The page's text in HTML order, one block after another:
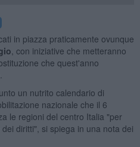
in piazza praticamente ovunque
, con iniziative che metteranno
che quest'anno
un nutrito calendario di
nazionale che il 6
le regioni del centro Italia "per
diritti", si spiega in una nota dei